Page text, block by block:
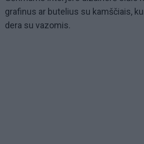
grafinus ar butelius su kamščiais,
dera su vazomis.